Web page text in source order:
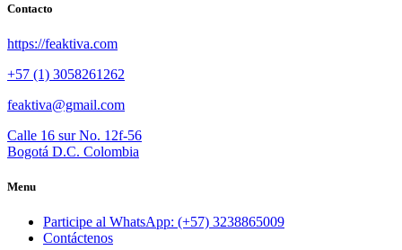
Contacto
https://feaktiva.com
+57 (1) 3058261262
feaktiva@gmail.com
Calle 16 sur No. 12f-56
Bogotá D.C. Colombia
Menu
Participe al WhatsApp: (+57) 3238865009
Contáctenos